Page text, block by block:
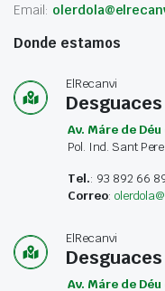
Email:
Donde estamos
ElRecanvi
Av. Máre de
Pol. Ind. Sant
Tel.: 93 892 66
Correo:
ElRecanvi
Av. Máre de